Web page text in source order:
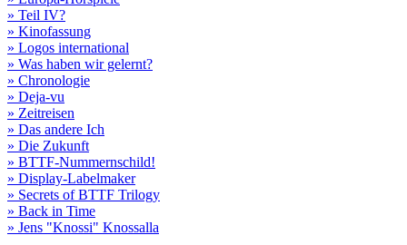
» Teil IV?
» Kinofassung
» Logos international
» Was haben wir gelernt?
» Chronologie
» Deja-vu
» Zeitreisen
» Das andere Ich
» Die Zukunft
» BTTF-Nummernschild!
» Display-Labelmaker
» Secrets of BTTF Trilogy
» Back in Time
» Jens "Knossi" Knossalla